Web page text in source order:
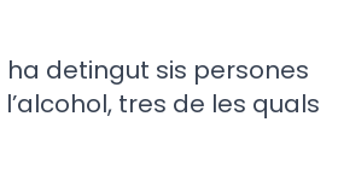
detingut sis persones
tres de les quals